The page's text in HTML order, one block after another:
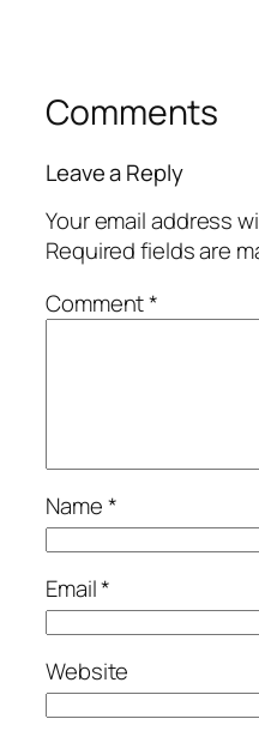
Comments
Leave a Reply
Your email address
Required fields are
Comment*
Name*
Email*
Website